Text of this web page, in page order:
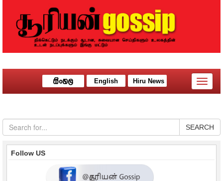
English Hiru News
Toggle
SEARCH
Follow US